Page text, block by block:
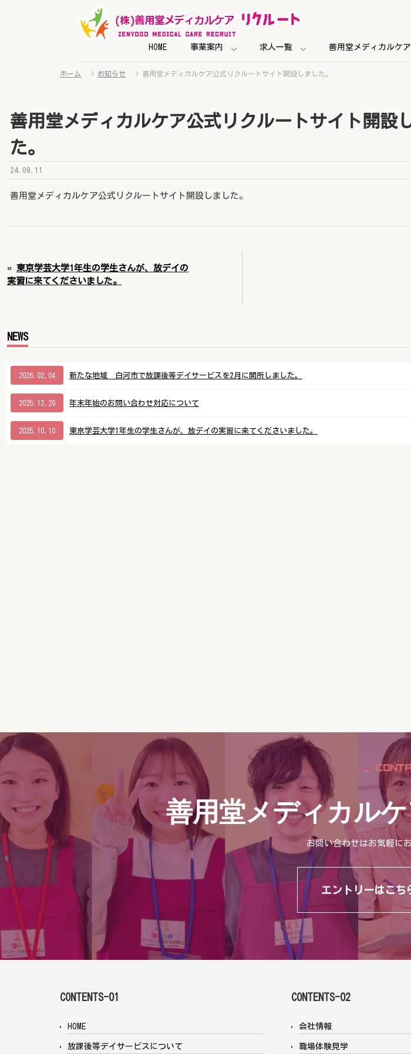
HOME 事業案内 求人一覧 善用堂メディカルケ
ホーム > お知らせ > 善用堂メディカルケア公式リクルートサイト開設しました。
善用堂メディカルケア公式リクルートサイト開設
た。
24.09.11
善用堂メディカルケア公式リクルートサイト開設しました。
« 東京学芸大学1年生の学生さんが、放デイの
実習に来てくださいました。
NEWS
2026.02.04 新たな地域 白河市で放課後等デイサービスを2月に開所しました。
2025.12.29 年末年始のお問い合わせ対応について
2025.10.10 東京学芸大学1年生の学生さんが、放デイの実習に来てくださいました。
善用堂メディカル
お問い合わせはお気軽に
エントリーはこち
CONTENTS-01
HOME
放課後等デイサービスについて
CONTENTS-02
会社情報
職場体験見学